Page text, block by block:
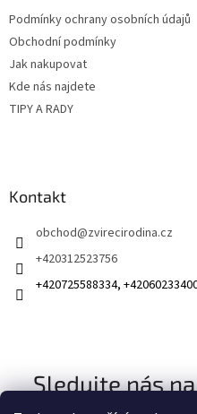
Podmínky ochrany osobních údajů
Obchodní podmínky
Jak nakupovat
Kde nás najdete
TIPY A RADY
Kontakt
obchod@zvirecirodina.cz
+420312523756
+420725588334,
Sledujte nás